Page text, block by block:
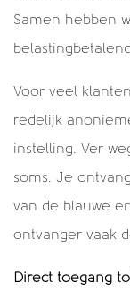
Geen
te schenken >
16 redenen
Wie wordt de
Belastingzaken
Samen hebben
Voor veel
redelijk
instelling. Ver
soms. Je
van de blauwe
ontvanger vaak
Direct toegang